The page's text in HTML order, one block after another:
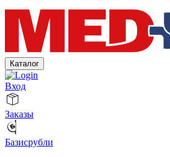
Каталог
Вход
Заказы
Базисрубли